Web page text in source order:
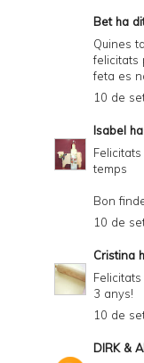
Betha
Quines
felicitats
feta es
10 de
Isabel
temps
Bon
10 de
Cristina
3 anys!
10 de
DIRK &